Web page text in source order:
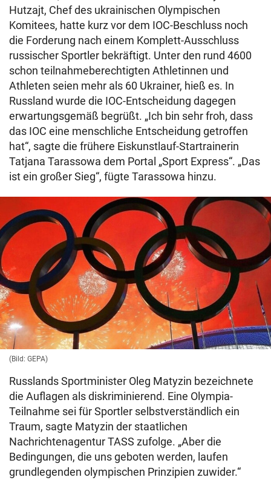
Hutzajt, Chef des ukrainischen Olympischen
Komitees, hatte kurz vor dem IOC-Beschluss noch
die Forderung nach einem Komplett-Ausschluss
russischer Sportler bekräftigt. Unter den rund 4600
schon teilnahmeberechtigten Athletinnen und
Athleten seien mehr als 60 Ukrainer, hieß es. In
Russland wurde die IOC-Entscheidung dagegen
erwartungsgemäß begrüßt. „Ich bin sehr froh, dass
das IOC eine menschliche Entscheidung getroffen
hat“, sagte die frühere Eiskunstlauf-Startrainerin
Tatjana Tarassowa dem Portal „Sport Express“. „Das
ist ein großer Sieg“, fügte Tarassowa hinzu.
(Bild: GEPA)
Russlands Sportminister Oleg Matyzin bezeichnete
die Auflagen als diskriminierend. Eine Olympia-
Teilnahme sei für Sportler selbstverständlich ein
Traum, sagte Matyzin der staatlichen
Nachrichtenagentur TASS zufolge. „Aber die
Bedingungen, die uns geboten werden, laufen
grundlegenden olympischen Prinzipien zuwider.“